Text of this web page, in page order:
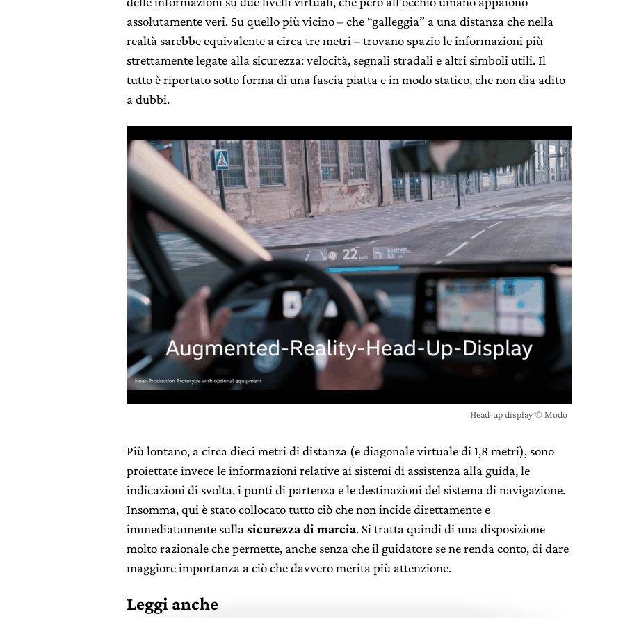
assolutamente veri. Su quello più vicino – che “galleggia” a una distanza che nella
realtà sarebbe equivalente a circa tre metri – trovano spazio le informazioni più
strettamente legate alla sicurezza: velocità, segnali stradali e altri simboli utili. Il
tutto è riportato sotto forma di una fascia piatta e in modo statico, che non dia adito
a dubbi.
Head-up display © Modo
Più lontano, a circa dieci metri di distanza (e diagonale virtuale di 1,8 metri), sono
proiettate invece le informazioni relative ai sistemi di assistenza alla guida, le
indicazioni di svolta, i punti di partenza e le destinazioni del sistema di navigazione.
Insomma, qui è stato collocato tutto ciò che non incide direttamente e
immediatamente sulla sicurezza di marcia. Si tratta quindi di una disposizione
molto razionale che permette, anche senza che il guidatore se ne renda conto, di dare
maggiore importanza a ciò che davvero merita più attenzione.
Leggi anche